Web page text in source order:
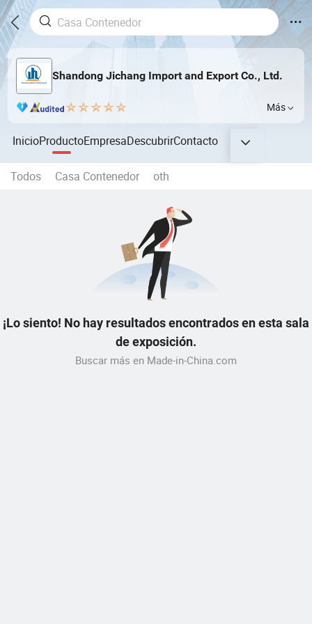
Shandong Jichang Import and Export Co., Ltd.
Más
InicioProductoEmpresaDescubrirContacto
Todos Casa Contenedor oth
¡Lo siento! No hay resultados encontrados en esta sala
de exposición.
Buscar más en Made-in-China.com